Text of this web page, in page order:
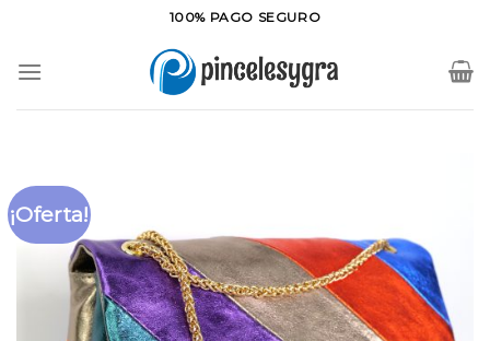
contenido
100% PAGO SEGURO
¡Oferta!